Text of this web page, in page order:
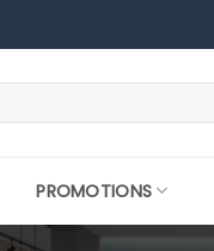
PROMOTIONS